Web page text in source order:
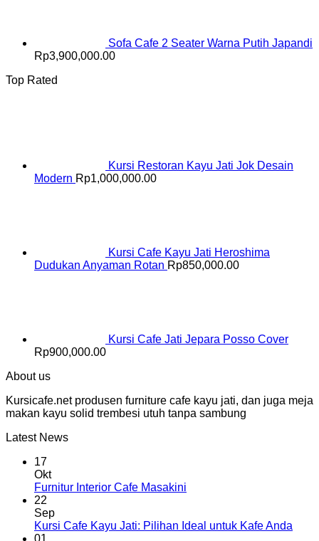
Sofa Cafe 2 Seater Warna Putih Japandi
Rp3,900,000.00
Top Rated
Kursi Restoran Kayu Jati Jok Desain
Modern Rp1,000,000.00
Kursi Cafe Kayu Jati Heroshima
Dudukan Anyaman Rotan Rp850,000.00
Kursi Cafe Jati Jepara Posso Cover
Rp900,000.00
About us
Kursicafe.net produsen furniture cafe kayu jati, dan juga meja
makan kayu solid trembesi utuh tanpa sambung
Latest News
17
Okt
Furnitur Interior Cafe Masakini
22
Sep
Kursi Cafe Kayu Jati: Pilihan Ideal untuk Kafe Anda